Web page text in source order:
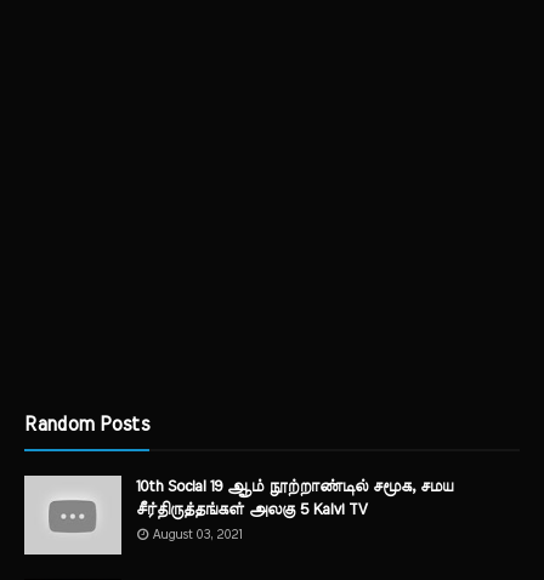
Random Posts
10th Social 19 ஆம் நூற்றாண்டில் சமூக, சமய
சீர்திருத்தங்கள் அலகு 5 Kalvi TV
August 03, 2021